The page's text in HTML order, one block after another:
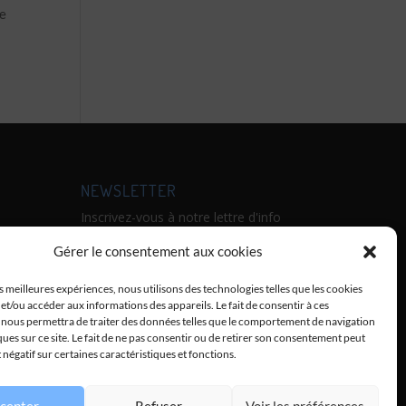
Gérer le consentement aux cookies
meilleures expériences, nous utilisons des technologies telles que les cookies
ou accéder aux informations des appareils. Le fait de consentir à ces
permettra de traiter des données telles que le comportement de navigation
sur ce site. Le fait de ne pas consentir ou de retirer son consentement peut
sur certaines caractéristiques et fonctions.
NEWSLETTER
Inscrivez-vous à notre lettre d'info
Envoyer